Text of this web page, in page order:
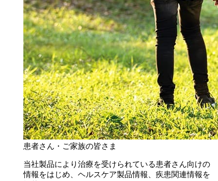
患者さん・ご家族の皆さま
当社製品により治療を受けられている患者さん向けの
情報をはじめ、ヘルスケア製品情報、疾患関連情報を